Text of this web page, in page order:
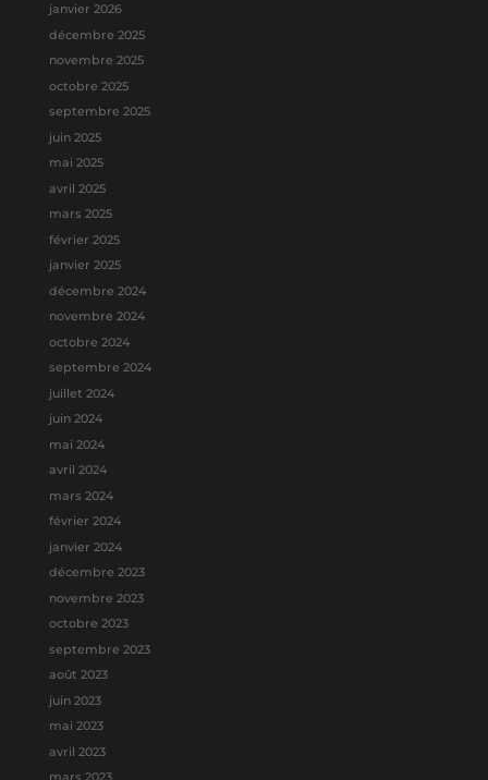
janvier 2026
décembre 2025
novembre 2025
octobre 2025
septembre 2025
juin 2025
mai 2025
avril 2025
mars 2025
février 2025
janvier 2025
décembre 2024
novembre 2024
octobre 2024
septembre 2024
juillet 2024
juin 2024
mai 2024
avril 2024
mars 2024
février 2024
janvier 2024
décembre 2023
novembre 2023
octobre 2023
septembre 2023
août 2023
juin 2023
mai 2023
avril 2023